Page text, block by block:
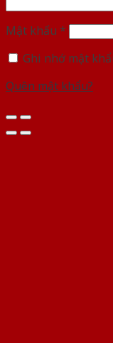
Mật khẩu *
Ghi nhớ mật
Quên mật khẩu?